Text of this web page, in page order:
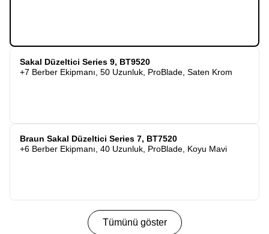
Sakal Düzeltici Series 9, BT9520
+7 Berber Ekipmanı, 50 Uzunluk, ProBlade, Saten Krom
Braun Sakal Düzeltici Series 7, BT7520
+6 Berber Ekipmanı, 40 Uzunluk, ProBlade, Koyu Mavi
Tümünü göster